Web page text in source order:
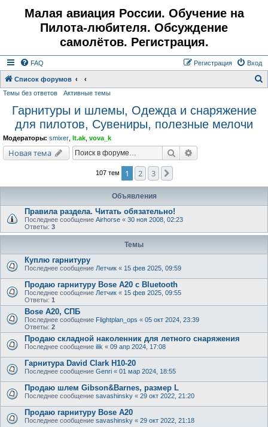
Малая авиация России. Обучение на
Пилота-любителя. Обсуждение
самолётов. Регистрация.
FAQ Вход
Регистрация
Список форумов
Темы без ответов Активные темы
Гарнитуры и шлемы, Одежда и снаряжение
для пилотов, Сувениры, полезные мелочи
Модераторы: smixer lt.ak vova_k
Новая тема Поиск
107 тем 1 2 3
Объявления
Правила раздела. Читать обязательно!
Последнее сообщение Airhorse « 30 ноя 2008, 02:23
Ответы: 3
Темы
Куплю гарнитуру
Последнее сообщение Летчик « 15 фев 2025, 09:59
Продаю гарнитуру Bose A20 с Bluetooth
Последнее сообщение Летчик « 15 фев 2025, 09:55
Ответы: 1
Bose A20, СПБ
Последнее сообщение Flightplan_ops « 05 окт 2024, 23:39
Ответы: 2
Продаю складной наколенник для летного снаряжения
Последнее сообщение ilik « 09 апр 2024, 17:08
Гарнитура David Clark H10-20
Последнее сообщение Genri « 01 мар 2024, 18:55
Продаю шлем Gibson&Barnes, размер L
Последнее сообщение savashinsky « 29 окт 2022, 21:20
Продаю гарнитуру Bose A20
Последнее сообщение savashinsky « 29 окт 2022, 21:18